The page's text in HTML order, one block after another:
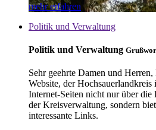
mehr erfahren
Politik und Verwaltung
Politik und Verwaltung
Sehr geehrte Damen und
Website, der
Internet-Seiten nicht nur über
der Kreisverwaltung, sondern
interessante Links.